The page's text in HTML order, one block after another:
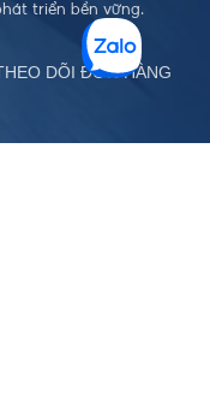
triển bền vững.
DÕI ĐƠN HÀNG